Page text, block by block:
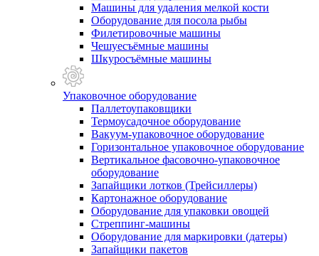
Машины для удаления мелкой кости
Оборудование для посола рыбы
Филетировочные машины
Чешуесъёмные машины
Шкуросъёмные машины
Упаковочное оборудование
Паллетоупаковщики
Термоусадочное оборудование
Вакуум-упаковочное оборудование
Горизонтальное упаковочное оборудование
Вертикальное фасовочно-упаковочное
оборудование
Запайщики лотков (Трейсиллеры)
Картонажное оборудование
Оборудование для упаковки овощей
Стреппинг-машины
Оборудование для маркировки (датеры)
Запайщики пакетов